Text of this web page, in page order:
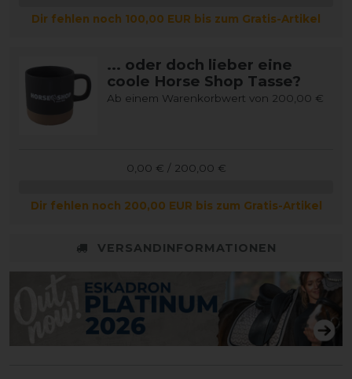
Dir fehlen noch 100,00 EUR bis zum Gratis-Artikel
... oder doch lieber eine
coole Horse Shop Tasse?
Ab einem Warenkorbwert von 200,00 €
0,00 € / 200,00 €
Dir fehlen noch 200,00 EUR bis zum Gratis-Artikel
VERSANDINFORMATIONEN